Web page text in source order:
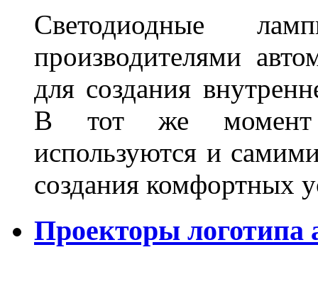
Светодиодные
производителями
для создания
В тот же момент
используются и
создания комфортных
Проекторы логотипа